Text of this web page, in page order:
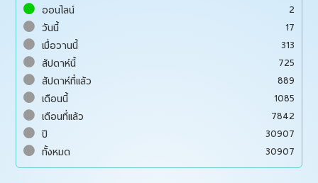
ออนไลน์
2
วันนี้
17
เมื่อวานนี้
313
สัปดาห์นี้
725
สัปดาห์ที่แล้ว
889
เดือนนี้
1085
เดือนที่แล้ว
7842
ปี
30907
ทั้งหมด
30907